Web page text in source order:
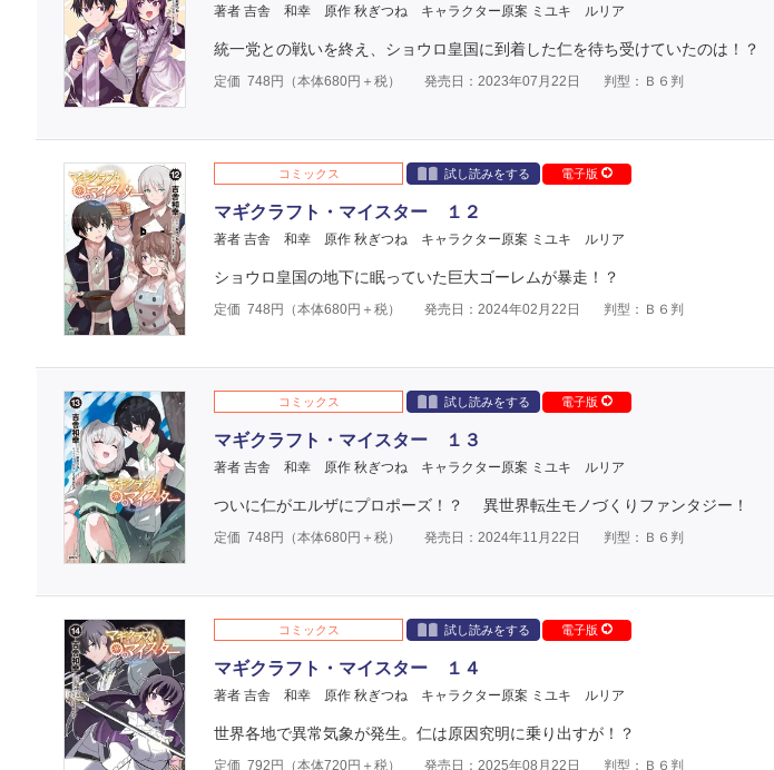
著者 吉舎 和幸 原作 秋ぎつね キャラクター原案 ミユキ ルリア
統一党との戦いを終え、ショウロ皇国に到着した仁を待ち受けていたのは！？
定価 748 円（本体680円＋税） 発売日：2023年07月22日 判型：Ｂ６判
コミックス 試し読みをする 電子版
マギクラフト・マイスター １２
著者 吉舎 和幸 原作 秋ぎつね キャラクター原案 ミユキ ルリア
ショウロ皇国の地下に眠っていた巨大ゴーレムが暴走！？
定価 748 円（本体680円＋税） 発売日：2024年02月22日 判型：Ｂ６判
コミックス 試し読みをする 電子版
マギクラフト・マイスター １３
著者 吉舎 和幸 原作 秋ぎつね キャラクター原案 ミユキ ルリア
ついに仁がエルザにプロポーズ！？ 異世界転生モノづくりファンタジー！
定価 748 円（本体680円＋税） 発売日：2024年11月22日 判型：Ｂ６判
コミックス 試し読みをする 電子版
マギクラフト・マイスター １４
著者 吉舎 和幸 原作 秋ぎつね キャラクター原案 ミユキ ルリア
世界各地で異常気象が発生。仁は原因究明に乗り出すが！？
定価 792 円（本体720円＋税） 発売日：2025年08月22日 判型：Ｂ６判